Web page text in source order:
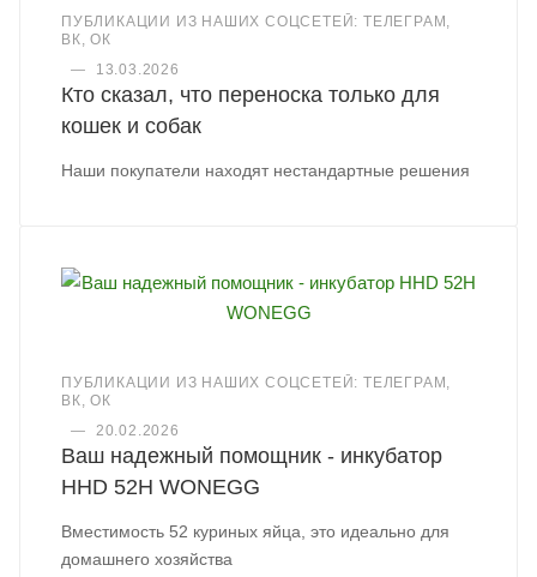
ПУБЛИКАЦИИ ИЗ НАШИХ СОЦСЕТЕЙ: ТЕЛЕГРАМ,
ВК, ОК
—
13.03.2026
Кто сказал, что переноска только для
кошек и собак
Наши покупатели находят нестандартные решения
ПУБЛИКАЦИИ ИЗ НАШИХ СОЦСЕТЕЙ: ТЕЛЕГРАМ,
ВК, ОК
—
20.02.2026
Ваш надежный помощник - инкубатор
HHD 52H WONEGG
Вместимость 52 куриных яйца, это идеально для
домашнего хозяйства